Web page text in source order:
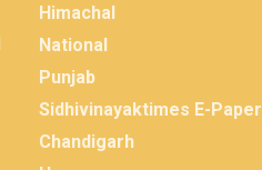
Himachal
National
Punjab
Sidhivinayaktimes E-Paper
Chandigarh